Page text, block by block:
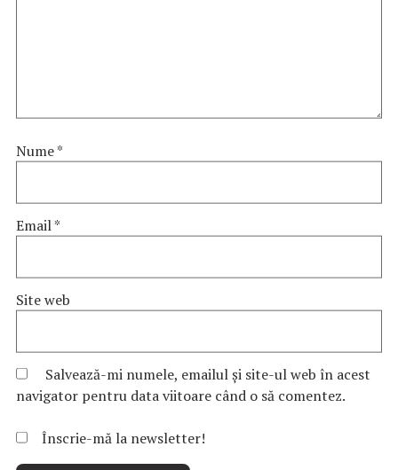
Nume*
Email*
Site web
Salvează-mi numele, emailul și site-ul web în acest
navigator pentru data viitoare când o să comentez.
Înscrie-mă la newsletter!